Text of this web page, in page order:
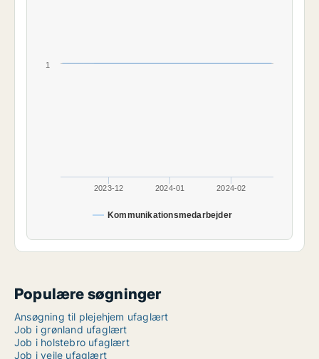
Kommunikationsmedarbejder
2023-12 2024-01 2024-02
1
Populære søgninger
Ansøgning til plejehjem ufaglært
Job i grønland ufaglært
Job i holstebro ufaglært
Job i vejle ufaglært